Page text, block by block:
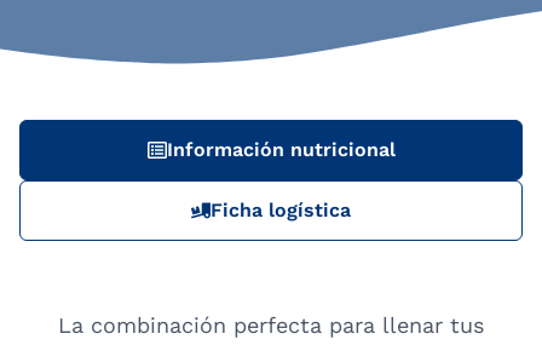
Información nutricional
Ficha logística
La combinación perfecta para llenar tus